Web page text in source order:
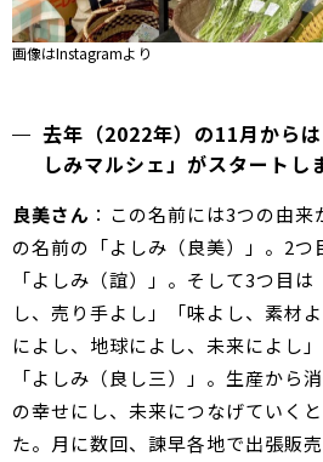
画像はInstagramより
去年（2022年）の11月から
しみマルシェ」がスタートし
良美さん ：この名前には3つの由
の名前の「よしみ（良美）」。2つ
「よしみ（誼）」。そして3つ目
し、売り手よし」「味よし、素材
によし、地球によし、未来によし
「よしみ（良し三）」。生産から
の幸せにし、未来につなげていく
た。月に数回、諫早各地で出張販